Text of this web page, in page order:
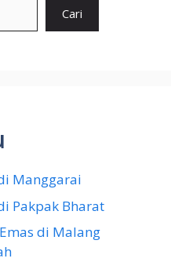
Cari
Manggarai
Pakpak Bharat
di Malang